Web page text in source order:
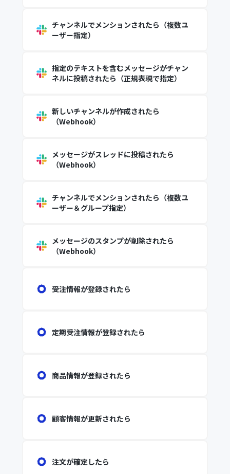
チャンネルでメンションされたら（複数ユ
ーザー指定）
指定のテキストを含むメッセージがチャン
ネルに投稿されたら（正規表現で指定）
新しいチャンネルが作成されたら
（Webhook）
メッセージがスレッドに投稿されたら
（Webhook）
チャンネルでメンションされたら（複数ユ
ーザー＆グループ指定）
メッセージのスタンプが削除されたら
（Webhook）
受注情報が登録されたら
定期受注情報が登録されたら
商品情報が登録されたら
顧客情報が更新されたら
注文が確定したら